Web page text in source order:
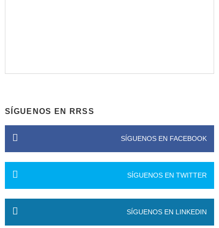
SÍGUENOS EN RRSS
SÍGUENOS EN FACEBOOK
SÍGUENOS EN TWITTER
SÍGUENOS EN LINKEDIN